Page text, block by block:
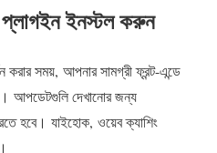
প্লাগইন ইনস্টল করুন
করার সময়, আপনার সামগ্রী ফ্রন্ট-এন্ডে
আপডেটগুলি দেখানোর জন্য
হবে। যাইহোক, ওয়েব ক্যাশিং